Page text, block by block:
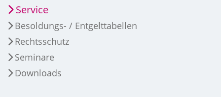
Service
Besoldungs- / Entgelttabellen
Rechtsschutz
Seminare
Downloads